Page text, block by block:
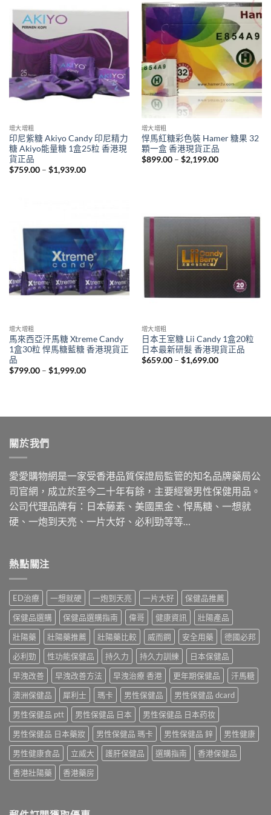
增大增粗
印尼紫糖 Akiyo Candy 印尼精力
糖 Akiyo能量糖 1盒25粒 香港現
貨正品
$759.00 – $1,939.00Price
增大增粗
悍馬紅糖彩色裝 Hamer 糖果 32
顆一盒 香港現貨正品
$899.00 – $2,199.00Price
增大增粗
馬來西亞汗馬糖 Xtreme Candy
1盒30粒 悍馬糖藍糖 香港現貨正
品
$799.00 – $1,999.00Price
增大增粗
日本王室糖 Lii Candy 1盒20粒
日本最新研髮 香港現貨正品
$659.00 – $1,699.00Price
關於我們
愛愛購物網是一家受香港品質保證局監管的知名品牌藥局公
司官網，成立於至今二十年有餘，主要經營男性保健用品。
公司代理品牌有：日本藤素、美國黑金、悍馬糖、一想就
硬、一炮到天亮、一片大好、必利勁等等…
熱點關注
ED治療 一想就硬 一炮到天亮 一片大好
保健品推薦
保健品選購
保健品選購指南 偉哥 健康資訊
壯陽產品
壯陽藥
壯陽藥推薦 壯陽藥比較 威而鋼 安全用藥
德國必邦
必利勁
性功能保健品 持久力 持久力訓練
日本保健品
早洩改善
早洩改善方法 早洩治療 香港 更年期保健品
汗馬糖
澳洲保健品
犀利士 瑪卡 男性保健品
男性保健品 dcard
男性保健品 ptt
男性保健品 日本
男性保健品 日本药妆
男性保健品 日本藥妝
男性保健品 瑪卡 男性保健品 鋅
男性健康
男性健康食品
立威大 護肝保健品 選購指南
香港保健品
香港壯陽藥
香港藥房